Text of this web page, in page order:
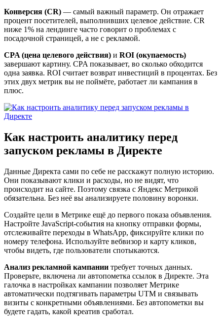
Конверсия (CR) — самый важный параметр. Он отражает
процент посетителей, выполнивших целевое действие. CR
ниже 1% на лендинге часто говорит о проблемах с
посадочной страницей, а не с рекламой.
CPA (цена целевого действия) и ROI (окупаемость)
завершают картину. CPA показывает, во сколько обходится
одна заявка. ROI считает возврат инвестиций в процентах. Без
этих двух метрик вы не поймёте, работает ли кампания в
плюс.
Как настроить аналитику перед
запуском рекламы в Директе
Данные Директа сами по себе не расскажут полную историю.
Они показывают клики и расходы, но не видят, что
происходит на сайте. Поэтому связка с Яндекс Метрикой
обязательна. Без неё вы анализируете половину воронки.
Создайте цели в Метрике ещё до первого показа объявления.
Настройте JavaScript-события на кнопку отправки формы,
отслеживайте переходы в WhatsApp, фиксируйте клики по
номеру телефона. Используйте вебвизор и карту кликов,
чтобы видеть, где пользователи спотыкаются.
Анализ рекламной кампании требует точных данных.
Проверьте, включена ли автопометка ссылок в Директе. Эта
галочка в настройках кампании позволяет Метрике
автоматически подтягивать параметры UTM и связывать
визиты с конкретными объявлениями. Без автопометки вы
будете гадать, какой креатив сработал.